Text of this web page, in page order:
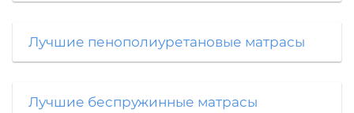
Лучшие пенополиуретановые матрасы
Лучшие беспружинные матрасы